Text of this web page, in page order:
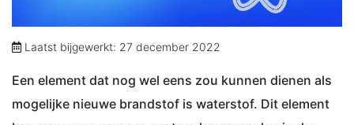
Laatst bijgewerkt: 27 december 2022
Een element dat nog wel eens zou kunnen dienen als
mogelijke nieuwe brandstof is waterstof. Dit element